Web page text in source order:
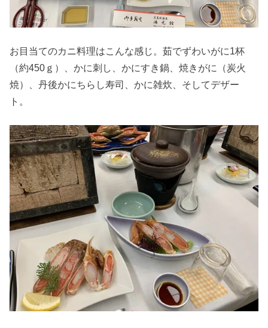
お目当てのカニ料理はこんな感じ。茹でずわいがに1杯
（約450ｇ）、かに刺し、かにすき鍋、焼きがに（炭火
焼）、丹後かにちらし寿司、かに雑炊、そしてデザー
ト。